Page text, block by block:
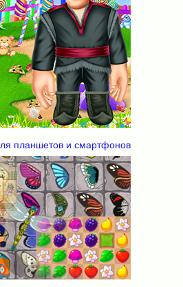
планшетов и смартфонов